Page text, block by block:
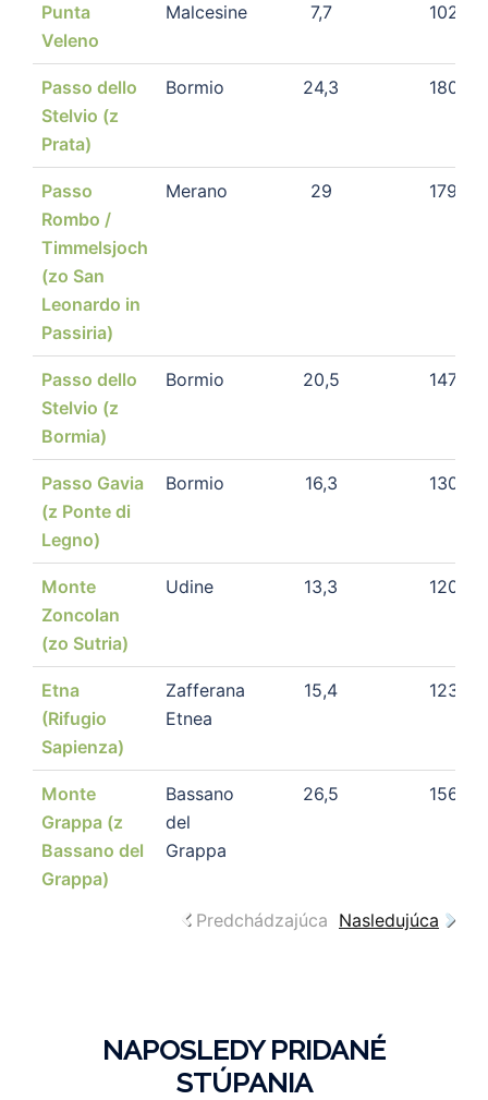
Punta
Veleno
Malcesine 7,7 1026
Passo dello
Stelvio (z
Prata)
Bormio 24,3 1808
Passo
Rombo /
Timmelsjoch
(zo San
Leonardo in
Passiria)
Merano 29 1796
Passo dello
Stelvio (z
Bormia)
Bormio 20,5 1473
Passo Gavia
(z Ponte di
Legno)
Bormio 16,3 1300
Monte
Zoncolan
(zo Sutria)
Udine 13,3 1200
Etna
(Rifugio
Sapienza)
Zafferana
Etnea
15,4 1230
Monte
Grappa (z
Bassano del
Grappa)
Bassano
del
Grappa
26,5 1560
Predchádzajúca Nasledujúca
NAPOSLEDY PRIDANÉ
STÚPANIA